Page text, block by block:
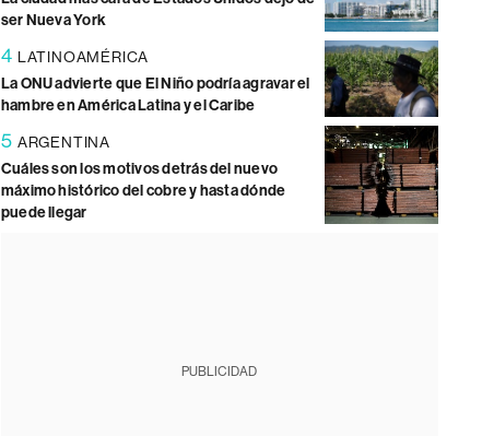
ser Nueva York
4 LATINOAMÉRICA
La ONU advierte que El Niño podría agravar el
hambre en América Latina y el Caribe
5 ARGENTINA
Cuáles son los motivos detrás del nuevo
máximo histórico del cobre y hasta dónde
puede llegar
PUBLICIDAD